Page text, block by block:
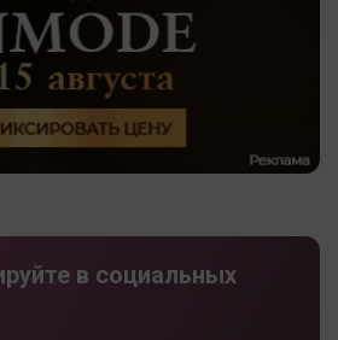
в социальных